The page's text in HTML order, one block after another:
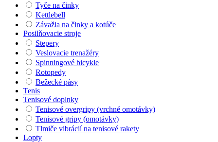
Tyče na činky
Kettlebell
Závažia na činky a kotúče
Posilňovacie stroje
Stepery
Veslovacie trenažéry
Spinningové bicykle
Rotopedy
Bežecké pásy
Tenis
Tenisové doplnky
Tenisové overgripy (vrchné omotávky)
Tenisové gripy (omotávky)
Tlmiče vibrácií na tenisové rakety
Lopty